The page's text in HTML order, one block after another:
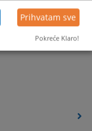
Prihvatam sve
Pokreće Klaro!